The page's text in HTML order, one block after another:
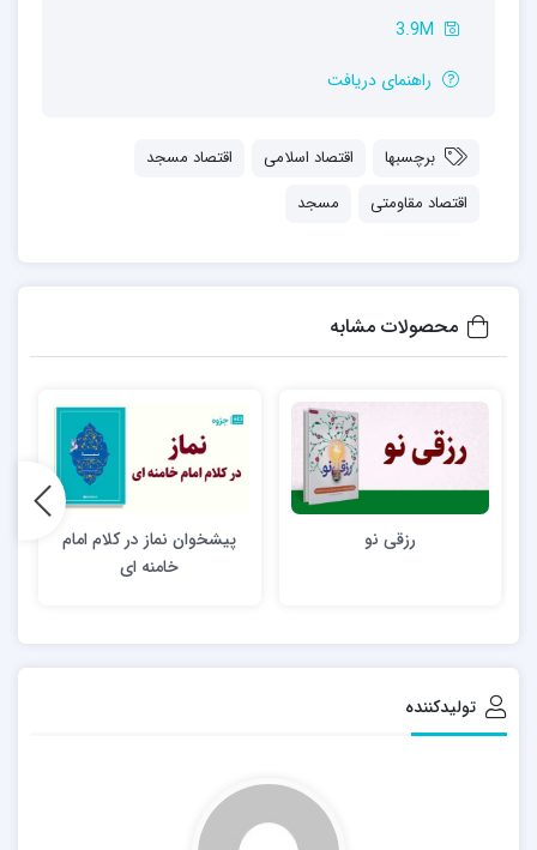
3.9M
راهنمای دریافت
برچسبها اقتصاد اسلامی
اقتصاد مسجد
اقتصاد مقاومتی
مسجد
محصولات مشابه
رزقی نو
پیشخوان نماز در کلام امام
خامنه ای
تولیدکننده